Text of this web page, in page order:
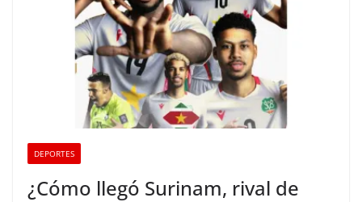
DEPORTES
¿Cómo llegó Surinam, rival de